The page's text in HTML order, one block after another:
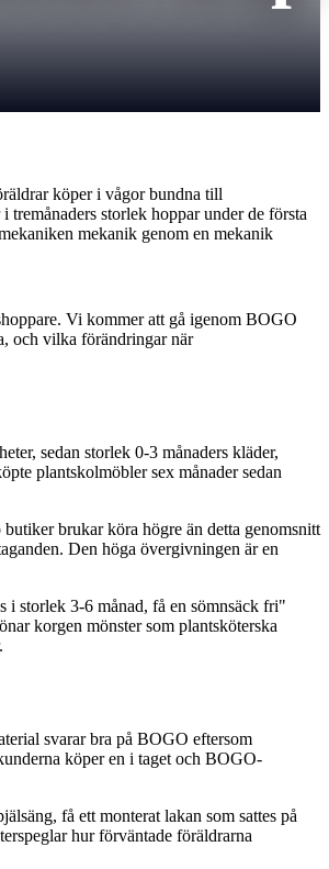
köper i vågor bundna till
storlek hoppar under de första
mekanik genom en mekanik
Vi kommer att gå igenom BOGO
och vilka förändringar när
sedan storlek 0-3 månaders kläder,
plantskolmöbler sex månader sedan
brukar köra högre än detta genomsnitt
Den höga övergivningen är en
i storlek 3-6 månad, få en sömnsäck fri"
korgen mönster som plantsköterska
svarar bra på BOGO eftersom
köper en i taget och BOGO-
få ett monterat lakan som sattes på
hur förväntade föräldrarna